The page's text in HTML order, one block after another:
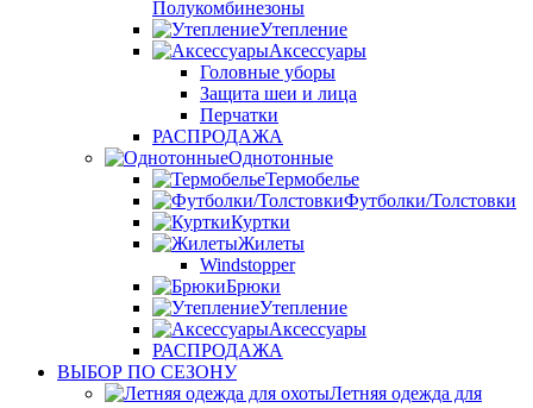
Полукомбинезоны
Утепление
Аксессуары
Головные уборы
Защита шеи и лица
Перчатки
РАСПРОДАЖА
Однотонные
Термобелье
Футболки/Толстовки
Куртки
Жилеты
Windstopper
Брюки
Утепление
Аксессуары
РАСПРОДАЖА
ВЫБОР ПО СЕЗОНУ
Летняя одежда для